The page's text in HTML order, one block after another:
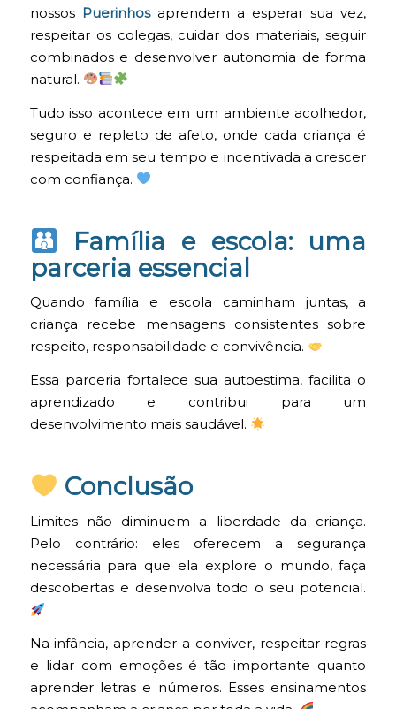
nossos Puerinhosaprendem a esperar sua vez,
respeitar os colegas, cuidar dos materiais, seguir
combinados e desenvolver autonomia de forma
natural.
Tudo isso acontece em um ambiente acolhedor,
seguro e repleto de afeto, onde cada criança é
respeitada em seu tempo e incentivada a crescer
com confiança.
Família e escola: uma
parceria essencial
Quando família e escola caminham juntas, a
criança recebe mensagens consistentes sobre
respeito, responsabilidade e convivência.
Essa parceria fortalece sua autoestima, facilita o
aprendizado e contribui para um
desenvolvimento mais saudável.
Conclusão
Limites não diminuem a liberdade da criança.
Pelo contrário: eles oferecem a segurança
necessária para que ela explore o mundo, faça
descobertas e desenvolva todo o seu potencial.
Na infância, aprender a conviver, respeitar regras
e lidar com emoções é tão importante quanto
aprender letras e números. Esses ensinamentos